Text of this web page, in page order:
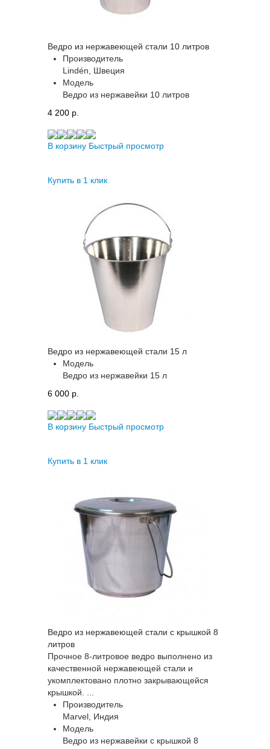
Ведро из нержавеющей стали 10 литров
Производитель
Lindén, Швеция
Модель
Ведро из нержавейки 10 литров
4 200 p.
В корзину Быстрый просмотр
Купить в 1 клик
Ведро из нержавеющей стали 15 л
Модель
Ведро из нержавейки 15 л
6 000 p.
В корзину Быстрый просмотр
Купить в 1 клик
Ведро из нержавеющей стали с крышкой 8
литров
Прочное 8-литровое ведро выполнено из
качественной нержавеющей стали и
укомплектовано плотно закрывающейся
крышкой. ...
Производитель
Marvel, Индия
Модель
Ведро из нержавейки с крышкой 8